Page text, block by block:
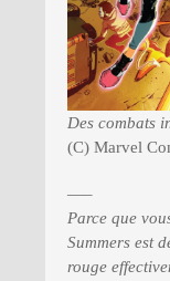
Des combats
(C) Marvel
—–
Parce que
Summers est
rouge